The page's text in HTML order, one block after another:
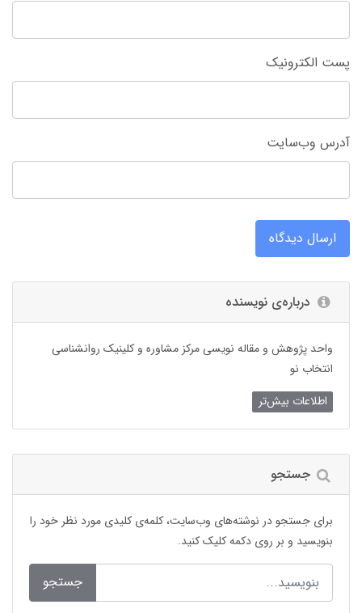
پست الکترونیک
آدرس وب‌سایت
ارسال دیدگاه
درباره‌ی نویسنده
واحد پژوهش و مقاله نویسی مرکز مشاوره و کلینیک روانشناسی
انتخاب نو
اطلاعات بیش‌تر
جستجو
برای جستجو در نوشته‌های وب‌سایت، کلمه‌ی کلیدی مورد نظر خود را
بنویسید و بر روی دکمه کلیک کنید.
جستجو